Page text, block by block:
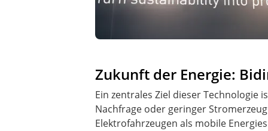
Zukunft der Energie:
Ein zentrales Ziel dieser Technologie
Nachfrage oder geringer
Elektrofahrzeugen als mobile